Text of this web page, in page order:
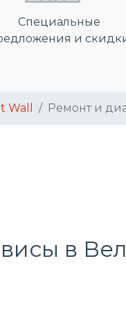
Специальные
и
Wall Ремонт и
в